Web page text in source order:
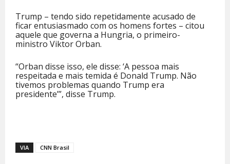
Trump – tendo sido repetidamente acusado de
ficar entusiasmado com os homens fortes – citou
aquele que governa a Hungria, o primeiro-
ministro Viktor Orban.
“Orban disse isso, ele disse: ‘A pessoa mais
respeitada e mais temida é Donald Trump. Não
tivemos problemas quando Trump era
presidente’”, disse Trump.
VIA CNN Brasil